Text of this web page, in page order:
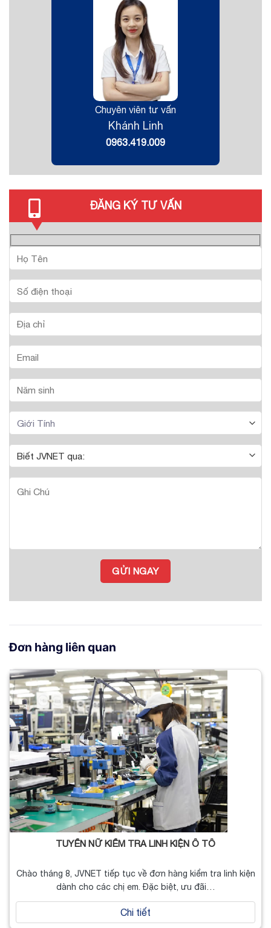
Chuyên viên tư vấn
Khánh Linh
0963.419.009
ĐĂNG KÝ TƯ VẤN
Đơn hàng liên quan
TUYỂN NỮ KIỂM TRA LINH KIỆN Ô TÔ
Chào tháng 8, JVNET tiếp tục về đơn hàng kiểm tra linh kiện
dành cho các chị em. Đặc biệt, ưu đãi…
Chi tiết